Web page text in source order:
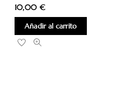
10,00 €
Añadir al carrito